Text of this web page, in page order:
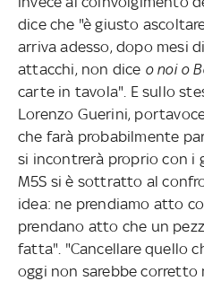
dice che "è giusto
arriva adesso, dopo mesi
attacchi, non dice o noi o
carte in tavola". E sullo
Lorenzo Guerini,
che farà probabilmente
si incontrerà proprio con i
M5S si è sottratto al
idea: ne prendiamo atto
prendano atto che un
fatta". "Cancellare quello
oggi non sarebbe